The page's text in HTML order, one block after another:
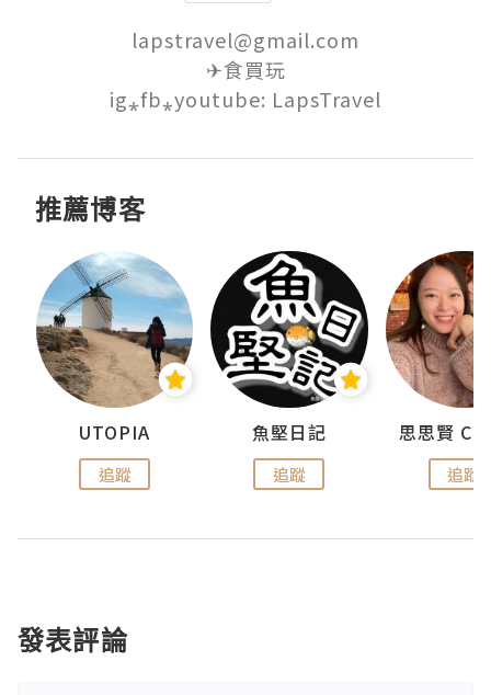
lapstravel@gmail.com
✈食買玩
ig⁎fb⁎youtube: LapsTravel
推薦博客
UTOPIA
追蹤
魚堅日記
追蹤 追蹤
發表評論